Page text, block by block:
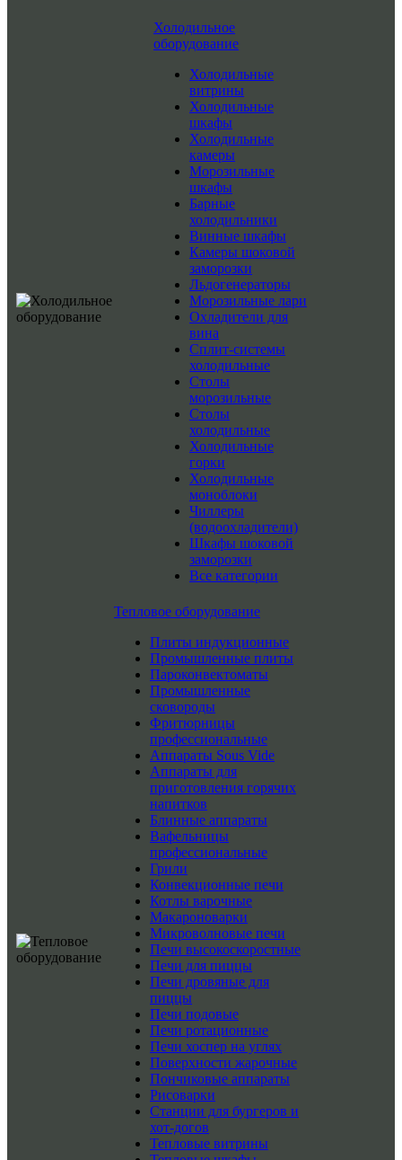
Холодильное
оборудование
Холодильные
витрины
Холодильные
шкафы
Холодильные
камеры
Морозильные
шкафы
Барные
холодильники
Винные шкафы
Камеры шоковой
заморозки
Льдогенераторы
Морозильные лари
Охладители для
вина
Сплит-системы
холодильные
Столы
морозильные
Столы
холодильные
Холодильные
горки
Холодильные
моноблоки
Чиллеры
(водоохладители)
Шкафы шоковой
заморозки
Все категории
Тепловое оборудование
Плиты индукционные
Промышленные плиты
Пароконвектоматы
Промышленные
сковороды
Фритюрницы
профессиональные
Аппараты Sous Vide
Аппараты для
приготовления горячих
напитков
Блинные аппараты
Вафельницы
профессиональные
Грили
Конвекционные печи
Котлы варочные
Макароноварки
Микроволновые печи
Печи высокоскоростные
Печи для пиццы
Печи дровяные для
пиццы
Печи подовые
Печи ротационные
Печи хоспер на углях
Поверхности жарочные
Пончиковые аппараты
Рисоварки
Станции для бургеров и
хот-догов
Тепловые витрины